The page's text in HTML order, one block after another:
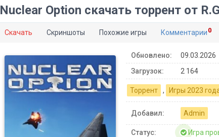
Nuclear Option скачать торрент от
Скачать Скриншоты Похожие игры Комментарии 0
Обновлено:
09.03.2026
Загрузок:
2 164
Торрент , Игры 2023
Добавил: Admin
Статус: Игра